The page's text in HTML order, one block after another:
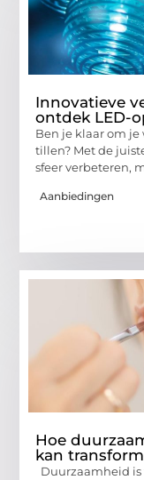
Innovatieve
ontdek LED-
Ben je klaar om
tillen? Met de
sfeer verbeteren,
Aanbiedingen
Hoe
kan
Duurzaamheid